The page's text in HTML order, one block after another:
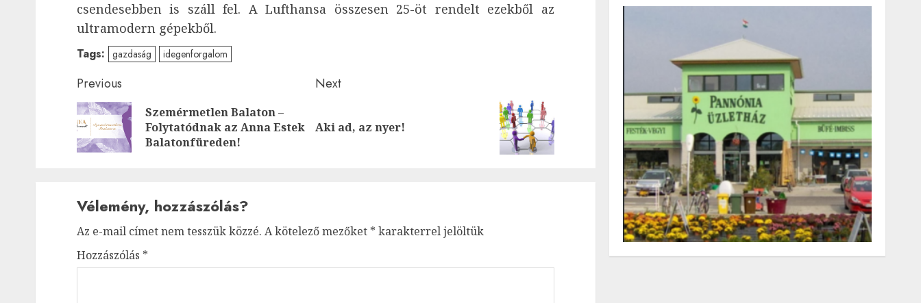
csendesebben is száll fel. A Lufthansa összesen 25-öt rendelt ezekből az
ultramodern gépekből.
Tags: gazdaság idegenforgalom
Post
navigation
Previous
Previous
Szemérmetlen Balaton –
Folytatódnak az Anna Estek
Balatonfüreden!
Next
Next
Aki ad, az nyer!
Vélemény, hozzászólás?
Az e-mail címet nem tesszük közzé. A kötelező mezőket * karakterrel jelöltük
Hozzászólás *